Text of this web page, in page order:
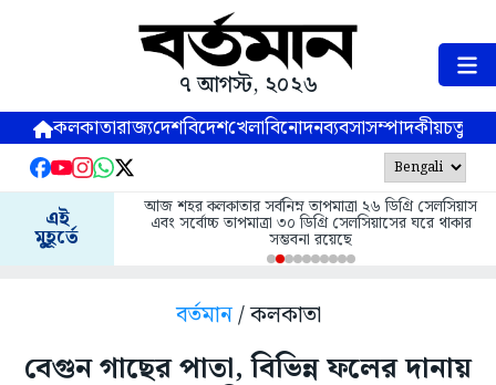
৭ আগস্ট, ২০২৬
কলকাতারাজ্যদেশবিদেশখেলাবিনোদনব্যবসাসম্পাদকীয়
এই
মুহূর্তে
আজ শহর কলকাতার সর্বনিম্ন তাপমাত্রা ২৬ ডিগ্রি সেলসিয়াস
এবং সর্বোচ্চ তাপমাত্রা ৩০ ডিগ্রি সেলসিয়াসের ঘরে থাকার
সম্ভবনা রয়েছে
বর্তমান/ কলকাতা
বেগুন গাছের পাতা, বিভিন্ন ফলের দানায়